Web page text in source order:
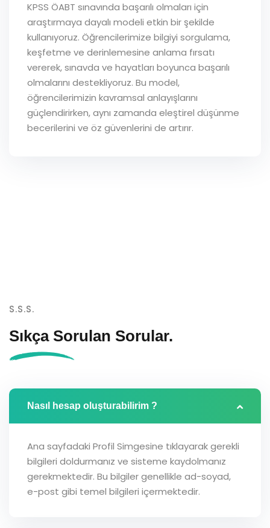
KPSS ÖABT sınavında başarılı olmaları için
araştırmaya dayalı modeli etkin bir şekilde
kullanıyoruz. Öğrencilerimize bilgiyi sorgulama,
keşfetme ve derinlemesine anlama fırsatı
vererek, sınavda ve hayatları boyunca başarılı
olmalarını destekliyoruz. Bu model,
öğrencilerimizin kavramsal anlayışlarını
güçlendirirken, aynı zamanda eleştirel düşünme
becerilerini ve öz güvenlerini de artırır.
S.S.S.
Sıkça Sorulan Sorular.
Nasıl hesap oluşturabilirim ?
Ana sayfadaki Profil Simgesine tıklayarak gerekli
bilgileri doldurmanız ve sisteme kaydolmanız
gerekmektedir. Bu bilgiler genellikle ad-soyad,
e-post gibi temel bilgileri içermektedir.